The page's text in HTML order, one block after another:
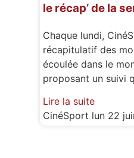
le récap’ de la
Chaque lundi,
récapitulatif des
écoulée dans le
proposant un suivi
Lire la suite
CinéSport lun 22